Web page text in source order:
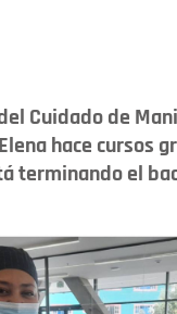
Cuidado de
hace cursos
terminando el